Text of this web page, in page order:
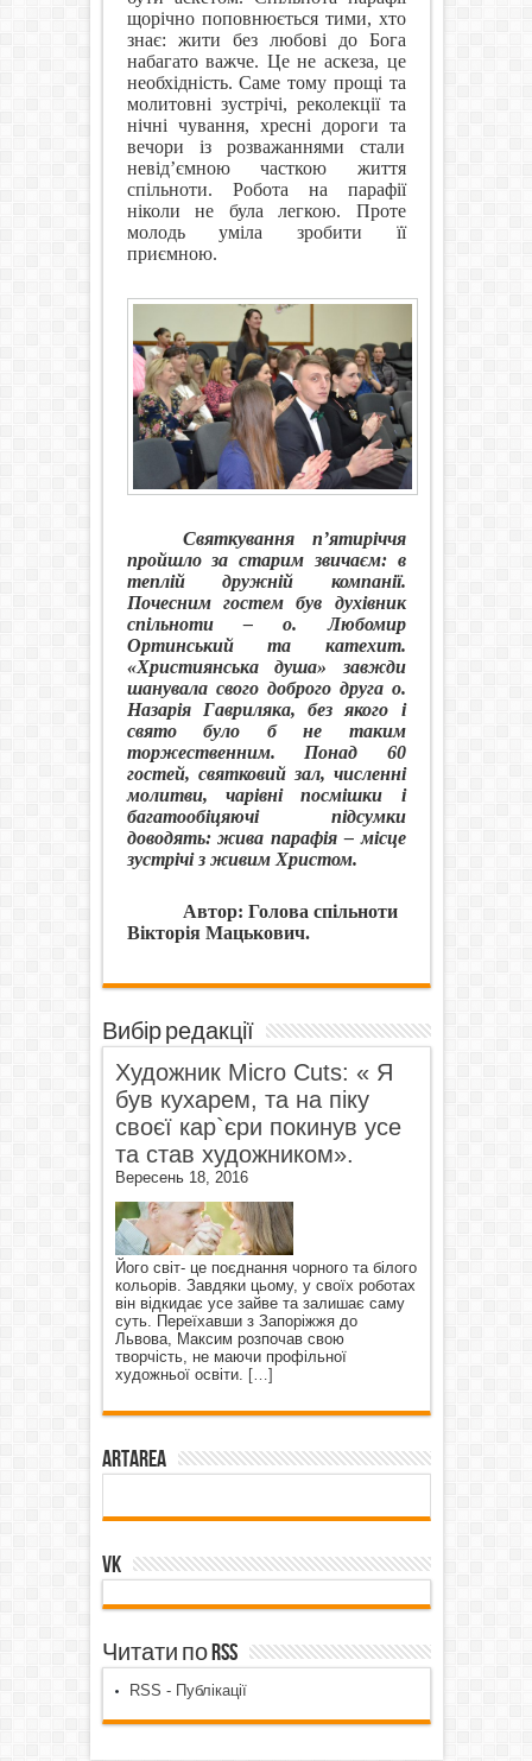
щорічно поповнюється тими, хто
знає: жити без любові до Бога
набагато важче. Це не аскеза, це
необхідність. Саме тому прощі та
молитовні зустрічі, реколекції та
нічні чування, хресні дороги та
вечори із розважаннями стали
невід’ємною часткою життя
спільноти. Робота на парафії
ніколи не була легкою. Проте
молодь уміла зробити її
приємною.
Святкування п’ятиріччя
пройшло за старим звичаєм: в
теплій дружній компанії.
Почесним гостем був духівник
спільноти – о. Любомир
Ортинський та катехит.
«Християнська душа» завжди
шанувала свого доброго друга о.
Назарія Гавриляка, без якого і
свято було б не таким
торжественним. Понад 60
гостей, святковий зал, численні
молитви, чарівні посмішки і
багатообіцяючі підсумки
доводять: жива парафія – місце
зустрічі з живим Христом.
Автор: Голова спільноти
Вікторія Мацькович.
Вибір редакції
Художник Micro Cuts: « Я
був кухарем, та на піку
своєї кар`єри покинув усе
та став художником».
Вересень 18, 2016
Його світ- це поєднання чорного та білого
кольорів. Завдяки цьому, у своїх роботах
він відкидає усе зайве та залишає саму
суть. Переїхавши з Запоріжжя до
Львова, Максим розпочав свою
творчість, не маючи профільної
художньої освіти. […]
ArtArea
VK
Читати по RSS
RSS - Публікації